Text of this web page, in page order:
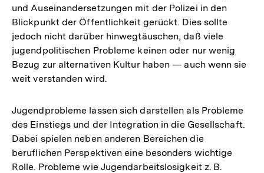
und Auseinandersetzungen mit der Polizei in den
Blickpunkt der Öffentlichkeit gerückt. Dies sollte
jedoch nicht darüber hinwegtäuschen, daß viele
jugendpolitischen Probleme keinen oder nur wenig
Bezug zur alternativen Kultur haben — auch wenn sie
weit verstanden wird.
Jugendprobleme lassen sich darstellen als Probleme
des Einstiegs und der Integration in die Gesellschaft.
Dabei spielen neben anderen Bereichen die
beruflichen Perspektiven eine besonders wichtige
Rolle. Probleme wie Jugendarbeitslosigkeit z. B.